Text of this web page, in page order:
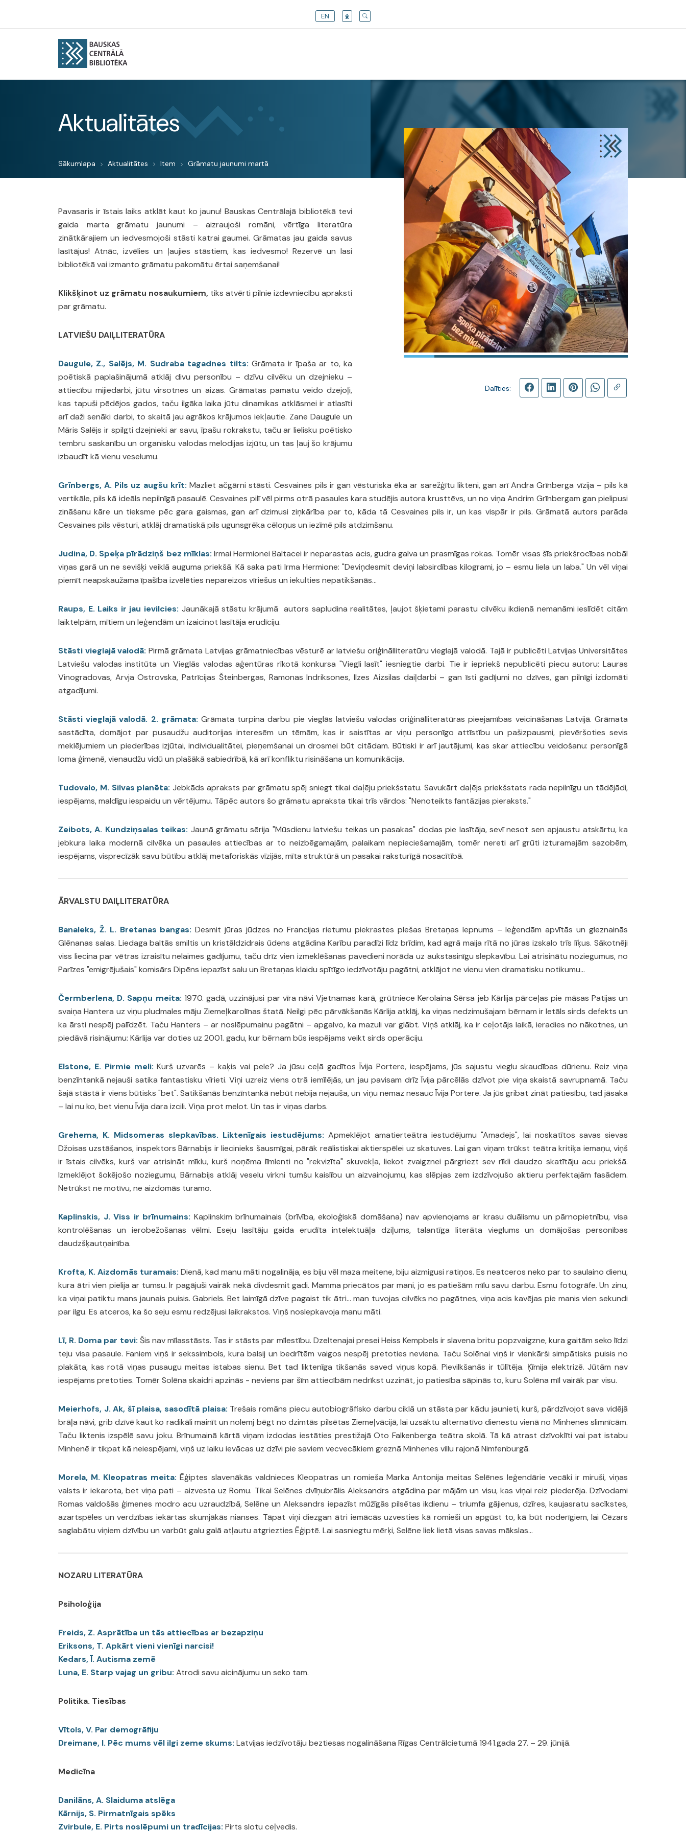
EN
Aktualitātes
Sākumlapa Aktualitātes Item Grāmatu jaunumi martā
Dalīties:
Pavasaris ir īstais laiks atklāt kaut ko jaunu! Bauskas Centrālajā bibliotēkā tevi
gaida marta grāmatu jaunumi – aizraujoši romāni, vērtīga literatūra
zinātkārajiem un iedvesmojoši stāsti katrai gaumei. Grāmatas jau gaida savus
lasītājus! Atnāc, izvēlies un ļaujies stāstiem, kas iedvesmo! Rezervē un lasi
bibliotēkā vai izmanto grāmatu pakomātu ērtai saņemšanai!
Klikšķinot uz grāmatu nosaukumiem, tiks atvērti pilnie izdevniecību apraksti
par grāmatu.
LATVIEŠU DAIĻLITERATŪRA
Daugule, Z., Salējs, M. Sudraba tagadnes tilts: Grāmata ir īpaša ar to, ka
poētiskā paplašinājumā atklāj divu personību – dzīvu cilvēku un dzejnieku –
attiecību mijiedarbi, jūtu virsotnes un aizas. Grāmatas pamatu veido dzejoļi,
kas tapuši pēdējos gados, taču ilgāka laika jūtu dinamikas atklāsmei ir atlasīti
arī daži senāki darbi, to skaitā jau agrākos krājumos iekļautie. Zane Daugule un
Māris Salējs ir spilgti dzejnieki ar savu, īpašu rokrakstu, taču ar lielisku poētisko
tembru saskanību un organisku valodas melodijas izjūtu, un tas ļauj šo krājumu
izbaudīt kā vienu veselumu.
Grīnbergs, A. Pils uz augšu krīt: Mazliet ačgārni stāsti. Cesvaines pils ir gan vēsturiska ēka ar sarežģītu likteni, gan arī Andra Grīnberga vīzija – pils kā
vertikāle, pils kā ideāls nepilnīgā pasaulē. Cesvaines pilī vēl pirms otrā pasaules kara studējis autora krusttēvs, un no viņa Andrim Grīnbergam gan pielipusi
zināšanu kāre un tieksme pēc gara gaismas, gan arī dzimusi ziņkārība par to, kāda tā Cesvaines pils ir, un kas vispār ir pils. Grāmatā autors parāda
Cesvaines pils vēsturi, atklāj dramatiskā pils ugunsgrēka cēloņus un iezīmē pils atdzimšanu.
Judina, D. Speķa pīrādziņš bez mīklas: Irmai Hermionei Baltacei ir neparastas acis, gudra galva un prasmīgas rokas. Tomēr visas šīs priekšrocības nobāl
viņas garā un ne sevišķi veiklā auguma priekšā. Kā saka pati Irma Hermione: "Deviņdesmit deviņi labsirdības kilogrami, jo – esmu liela un laba." Un vēl viņai
piemīt neapskaužama īpašība izvēlēties nepareizos vīriešus un iekulties nepatikšanās...
Raups, E. Laiks ir jau ievilcies: Jaunākajā stāstu krājumā autors sapludina realitātes, ļaujot šķietami parastu cilvēku ikdienā nemanāmi ieslīdēt citām
laiktelpām, mītiem un leģendām un izaicinot lasītāja erudīciju.
Stāsti vieglajā valodā: Pirmā grāmata Latvijas grāmatniecības vēsturē ar latviešu oriģinālliteratūru vieglajā valodā. Tajā ir publicēti Latvijas Universitātes
Latviešu valodas institūta un Vieglās valodas aģentūras rīkotā konkursa "Viegli lasīt" iesniegtie darbi. Tie ir iepriekš nepublicēti piecu autoru: Lauras
Vinogradovas, Arvja Ostrovska, Patrīcijas Šteinbergas, Ramonas Indriksones, Ilzes Aizsilas daiļdarbi – gan īsti gadījumi no dzīves, gan pilnīgi izdomāti
atgadījumi.
Stāsti vieglajā valodā. 2. grāmata: Grāmata turpina darbu pie vieglās latviešu valodas oriģinālliteratūras pieejamības veicināšanas Latvijā. Grāmata
sastādīta, domājot par pusaudžu auditorijas interesēm un tēmām, kas ir saistītas ar viņu personīgo attīstību un pašizpausmi, pievēršoties sevis
meklējumiem un piederības izjūtai, individualitātei, pieņemšanai un drosmei būt citādam. Būtiski ir arī jautājumi, kas skar attiecību veidošanu: personīgā
loma ģimenē, vienaudžu vidū un plašākā sabiedrībā, kā arī konfliktu risināšana un komunikācija.
Tudovalo, M. Silvas planēta: Jebkāds apraksts par grāmatu spēj sniegt tikai daļēju priekšstatu. Savukārt daļējs priekšstats rada nepilnīgu un tādējādi,
iespējams, maldīgu iespaidu un vērtējumu. Tāpēc autors šo grāmatu apraksta tikai trīs vārdos: "Nenoteikts fantāzijas pieraksts."
Zeibots, A. Kundziņsalas teikas: Jaunā grāmatu sērija "Mūsdienu latviešu teikas un pasakas" dodas pie lasītāja, sevī nesot sen apjaustu atskārtu, ka
jebkura laika modernā cilvēka un pasaules attiecības ar to neizbēgamajām, palaikam nepieciešamajām, tomēr nereti arī grūti izturamajām sazobēm,
iespējams, visprecīzāk savu būtību atklāj metaforiskās vīzijās, mīta struktūrā un pasakai raksturīgā nosacītībā.
ĀRVALSTU DAIĻLITERATŪRA
Banaleks, Ž. L. Bretanas bangas: Desmit jūras jūdzes no Francijas rietumu piekrastes plešas Bretaņas lepnums – leģendām apvītās un gleznainās
Glēnanas salas. Liedaga baltās smiltis un kristāldzidrais ūdens atgādina Karību paradīzi līdz brīdim, kad agrā maija rītā no jūras izskalo trīs līķus. Sākotnēji
viss liecina par vētras izraisītu nelaimes gadījumu, taču drīz vien izmeklēšanas pavedieni norāda uz aukstasinīgu slepkavību. Lai atrisinātu noziegumus, no
Parīzes "emigrējušais" komisārs Dipēns iepazīst salu un Bretaņas klaidu spītīgo iedzīvotāju pagātni, atklājot ne vienu vien dramatisku notikumu…
Čermberlena, D. Sapņu meita: 1970. gadā, uzzinājusi par vīra nāvi Vjetnamas karā, grūtniece Kerolaina Sērsa jeb Kārlija pārceļas pie māsas Patijas un
svaiņa Hantera uz viņu pludmales māju Ziemeļkarolīnas štatā. Neilgi pēc pārvākšanās Kārlija atklāj, ka viņas nedzimušajam bērnam ir letāls sirds defekts un
ka ārsti nespēj palīdzēt. Taču Hanters – ar noslēpumainu pagātni – apgalvo, ka mazuli var glābt. Viņš atklāj, ka ir ceļotājs laikā, ieradies no nākotnes, un
piedāvā risinājumu: Kārlija var doties uz 2001. gadu, kur bērnam būs iespējams veikt sirds operāciju.
Elstone, E. Pirmie meli: Kurš uzvarēs – kaķis vai pele? Ja jūsu ceļā gadītos Īvija Portere, iespējams, jūs sajustu vieglu skaudības dūrienu. Reiz viņa
benzīntankā nejauši satika fantastisku vīrieti. Viņi uzreiz viens otrā iemīlējās, un jau pavisam drīz Īvija pārcēlās dzīvot pie viņa skaistā savrupnamā. Taču
šajā stāstā ir viens būtisks "bet". Satikšanās benzīntankā nebūt nebija nejauša, un viņu nemaz nesauc Īvija Portere. Ja jūs gribat zināt patiesību, tad jāsaka
– lai nu ko, bet vienu Īvija dara izcili. Viņa prot melot. Un tas ir viņas darbs.
Grehema, K. Midsomeras slepkavības. Liktenīgais iestudējums: Apmeklējot amatierteātra iestudējumu "Amadejs", lai noskatītos savas sievas
Džoisas uzstāšanos, inspektors Bārnabijs ir ­liecinieks šausmīgai, pārāk reālistiskai aktierspēlei uz skatuves. Lai gan viņam trūkst teātra kritiķa iemaņu, viņš
ir īstais cil­vēks, kurš var atrisināt mīklu, kurš noņēma līmlenti no "rekvizīta" skuvekļa, liekot zvaigznei pārgriezt sev rīkli daudzo skatītāju acu priekšā.
Izmeklējot šokējošo noziegumu, Bārnabijs atklāj veselu ­virkni tumšu kaislību un aizvainojumu, kas slēpjas zem ­iz­­­­­­­­­­­­­­dzīvojušo ­aktieru perfektajām fasādem.
Netrūkst ne ­motīvu, ne aizdomās turamo.
Kaplinskis, J. Viss ir brīnumains: Kaplinskim brīnumainais (brīvība, ekoloģiskā domāšana) nav apvienojams ar krasu duālismu un pārnopietnību, visa
kontrolēšanas un ierobežošanas vēlmi. Eseju lasītāju gaida erudīta intelektuāļa dziļums, talantīga literāta vieglums un domājošas personības
daudzšķautņainība.
Krofta, K. Aizdomās turamais: Dienā, kad manu māti nogalināja, es biju vēl maza meitene, biju aizmigusi ratiņos. Es neatceros neko par to saulaino dienu,
kura ātri vien pielija ar tumsu. Ir pagājuši vairāk nekā divdesmit gadi. Mamma priecātos par mani, jo es patiešām mīlu savu darbu. Esmu fotogrāfe. Un zinu,
ka viņai patiktu mans jaunais puisis. Gabriels. Bet laimīgā dzīve pagaist tik ātri… man tuvojas cilvēks no pagātnes, viņa acis kavējas pie manis vien sekundi
par ilgu. Es atceros, ka šo seju esmu redzējusi laikrakstos. Viņš noslepkavoja manu māti.
Lī, R. Doma par tevi: Šis nav mīlasstāsts. Tas ir stāsts par mīlestību. Dzeltenajai presei Heiss Kempbels ir slavena britu popzvaigzne, kura gaitām seko līdzi
teju visa pasaule. Faniem viņš ir sekssimbols, kura balsij un bedrītēm vaigos nespēj pretoties neviena. Taču Solēnai viņš ir vienkārši simpātisks puisis no
plakāta, kas rotā viņas pusaugu meitas istabas sienu. Bet tad liktenīga tikšanās saved viņus kopā. Pievilkšanās ir tūlītēja. Ķīmija elektrizē. Jūtām nav
iespējams pretoties. Tomēr Solēna skaidri apzinās - neviens par šīm attiecībām nedrīkst uzzināt, jo patiesība sāpinās to, kuru Solēna mīl vairāk par visu.
Meierhofs, J. Ak, šī plaisa, sasodītā plaisa: Trešais romāns piecu autobiogrāfisko darbu ciklā un stāsta par kādu jaunieti, kurš, pārdzīvojot sava vidējā
brāļa nāvi, grib dzīvē kaut ko radikāli mainīt un nolemj bēgt no dzimtās pilsētas Ziemeļvācijā, lai uzsāktu alternatīvo dienestu vienā no Minhenes slimnīcām.
Taču liktenis izspēlē savu joku. Brīnumainā kārtā viņam izdodas iestāties prestižajā Oto Falkenberga teātra skolā. Tā kā atrast dzīvoklīti vai pat istabu
Minhenē ir tikpat kā neiespējami, viņš uz laiku ievācas uz dzīvi pie saviem vecvecākiem greznā Minhenes villu rajonā Nimfenburgā.
Morela, M. Kleopatras meita: Ēģiptes slavenākās valdnieces Kleopatras un romieša Marka Antonija meitas Selēnes leģendārie vecāki ir miruši, viņas
valsts ir iekarota, bet viņa pati – aizvesta uz Romu. Tikai Selēnes dvīņubrālis Aleksandrs atgādina par mājām un visu, kas viņai reiz piederēja. Dzīvodami
Romas valdošās ģimenes modro acu uzraudzībā, Selēne un Aleksandrs iepazīst mūžīgās pilsētas ikdienu – triumfa gājienus, dzīres, kaujasratu sacīkstes,
azartspēles un verdzības iekārtas skumjākās nianses. Tāpat viņi diezgan ātri iemācās uzvesties kā romieši un apgūst to, kā būt noderīgiem, lai Cēzars
saglabātu viņiem dzīvību un varbūt galu galā atļautu atgriezties Ēģiptē. Lai sasniegtu mērķi, Selēne liek lietā visas savas mākslas…
NOZARU LITERATŪRA
Psiholoģija
Freids, Z. Asprātība un tās attiecības ar bezapziņu
Eriksons, T. Apkārt vieni vienīgi narcisi!
Kedars, Ī. Autisma zemē
Luna, E. Starp vajag un gribu: Atrodi savu aicinājumu un seko tam.
Politika. Tiesības
Vītols, V. Par demogrāfiju
Dreimane, I. Pēc mums vēl ilgi zeme skums: Latvijas iedzīvotāju beztiesas nogalināšana Rīgas Centrālcietumā 1941.gada 27. – 29. jūnijā.
Medicīna
Danilāns, A. Slaiduma atslēga
Kārnijs, S. Pirmatnīgais spēks
Zvirbule, E. Pirts noslēpumi un tradīcijas: Pirts slotu ceļvedis.